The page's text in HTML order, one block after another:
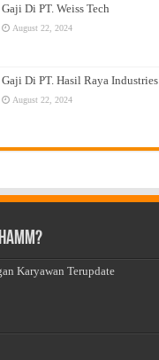
Gaji Di PT. Weiss Tech
August 22, 2024
Gaji Di PT. Hasil Raya Industries
August 22, 2024
Karyawan Terupdate